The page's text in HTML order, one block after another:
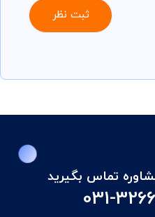
تماس بگيريد
031-